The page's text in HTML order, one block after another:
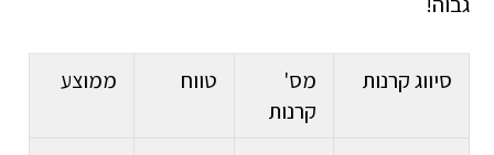
סיווג קרנות
מס'
קרנות
טווח ממוצע